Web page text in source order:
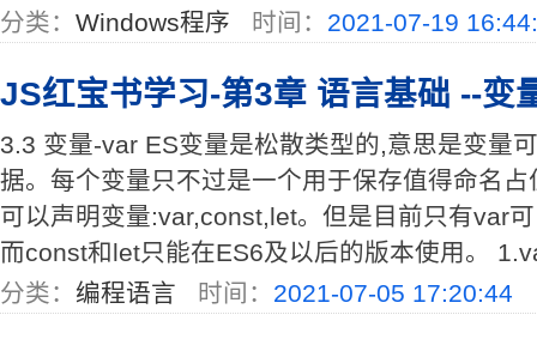
分类： Windows程序 时间： 2021-07-19
JS红宝书学习-第3章 语言基础 --变
3.3 变量-var ES变量是松散类型的,意思是变量
据。每个变量只不过是一个用于保存值得命名
可以声明变量:var,const,let。但是目前只有var
而const和let只能在ES6及以后的版本使用。
分类： 编程语言 时间： 2021-07-05 17:20:44